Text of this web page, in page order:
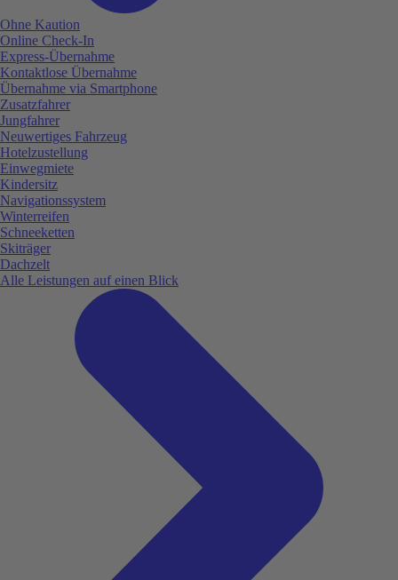
Ohne Kaution
Online Check-In
Express-Übernahme
Kontaktlose Übernahme
Übernahme via Smartphone
Zusatzfahrer
Jungfahrer
Neuwertiges Fahrzeug
Hotelzustellung
Einwegmiete
Kindersitz
Navigationssystem
Winterreifen
Schneeketten
Skiträger
Dachzelt
Alle Leistungen auf einen Blick